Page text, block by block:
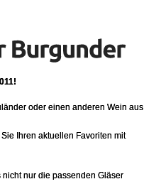
oder einen anderen Wein aus
Ihren aktuellen Favoriten mit
nur die passenden Gläser